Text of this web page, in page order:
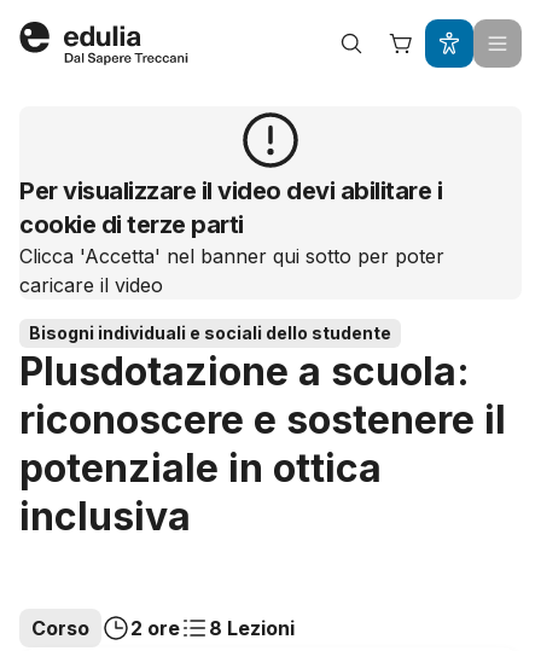
Edulia
Per visualizzare il video devi abilitare i
cookie di terze parti
Clicca 'Accetta' nel banner qui sotto per poter
caricare il video
Bisogni individuali e sociali dello studente
Plusdotazione a scuola:
riconoscere e sostenere il
potenziale in ottica
inclusiva
Corso 2 ore
8 Lezioni